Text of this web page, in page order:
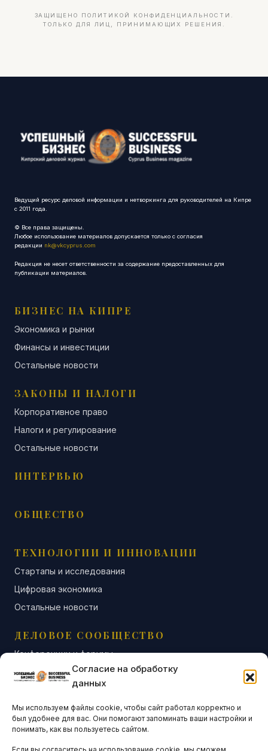
Согласие на обработку
данных
Мы используем файлы cookie, чтобы сайт работал корректно и
был удобнее для вас. Они помогают запоминать ваши настройки и
понимать, как вы пользуетесь сайтом.
ЗАЩИЩЕНО ПОЛИТИКОЙ КОНФИДЕНЦИАЛЬНОСТИ.
ТОЛЬКО ДЛЯ ЛИЦ, ПРИНИМАЮЩИХ РЕШЕНИЯ.
Ведущий ресурс деловой информации и нетворкинга для руководителей на Кипре
с 2011 года.
© Все права защищены.
Любое использование материалов допускается только с согласия
редакции nk@vkcyprus.com
Редакция не несет ответственности за содержание предоставленных для
публикации материалов.
БИЗНЕС НА КИПРЕ
Экономика и рынки
Финансы и инвестиции
Остальные новости
ЗАКОНЫ И НАЛОГИ
Корпоративное право
Налоги и регулирование
Остальные новости
ИНТЕРВЬЮ
ОБЩЕСТВО
ТЕХНОЛОГИИ И ИННОВАЦИИ
Стартапы и исследования
Цифровая экономика
Остальные новости
ДЕЛОВОЕ СООБЩЕСТВО
Конференции и форумы
Бизнес-клубы и ассоциации
Остальные новости
АНАЛИТИКА И СТАТИСТИКА